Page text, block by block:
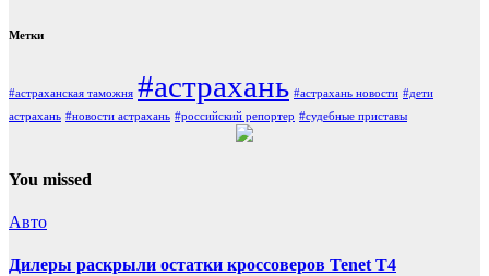
Метки
#астраханская таможня #астрахань #астрахань новости #дети
астрахань #новости астрахань #российский репортер #судебные приставы
You missed
Авто
Дилеры раскрыли остатки кроссоверов Tenet T4